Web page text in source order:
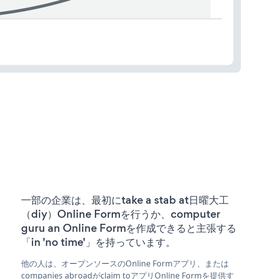
一部の企業は、最初にtake a stab at日曜大工
（diy）Online Formを行うか、computer
guru an Online Formを作成できると主張する
「in 'no time'」を持っています。
他の人は、オープンソースのOnline Formアプリ、または
companies abroadがclaim toアプリOnline Formを提供す